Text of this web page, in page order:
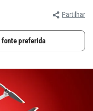
Partilhar
preferida